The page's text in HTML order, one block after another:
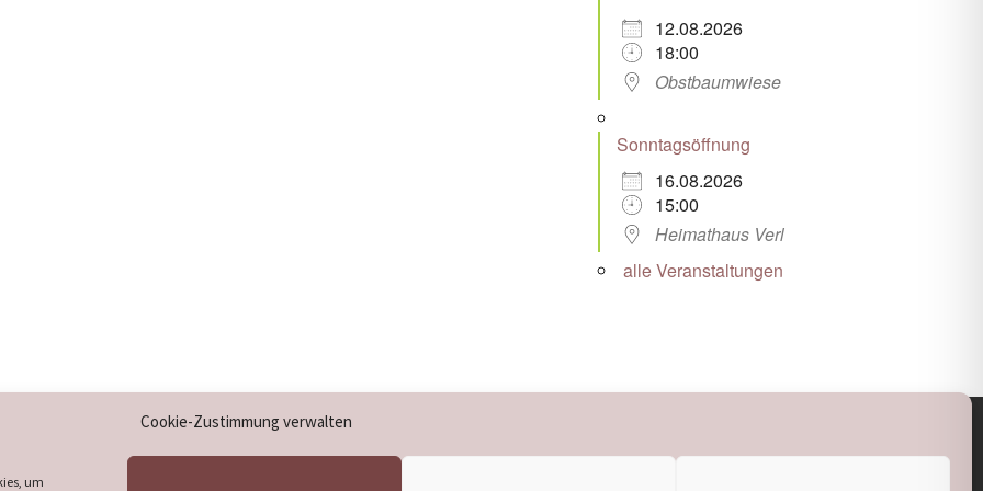
Cookie-Zustimmung verwalten
um
12.08.2026
18:00
Obstbaumwiese
Sonntagsöffnung
16.08.2026
15:00
Heimathaus Verl
alle Veranstaltungen